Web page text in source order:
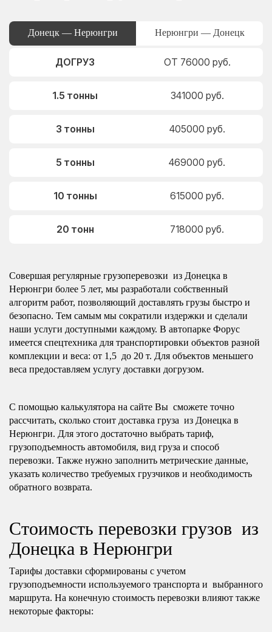
Донецк — Нерюнгри Нерюнгри — Донецк
ДОГРУЗ ОТ 76000 руб.
1.5 тонны 341000 руб.
3 тонны 405000 руб.
5 тонны 469000 руб.
10 тонны 615000 руб.
20 тонн 718000 руб.
Совершая регулярные грузоперевозки из Донецка в
Нерюнгри более 5 лет, мы разработали собственный
алгоритм работ, позволяющий доставлять грузы быстро и
безопасно. Тем самым мы сократили издержки и сделали
наши услуги доступными каждому. В автопарке Форус
имеется спецтехника для транспортировки объектов разной
комплекции и веса: от 1,5 до 20 т. Для объектов меньшего
веса предоставляем услугу доставки догрузом.
С помощью калькулятора на сайте Вы сможете точно
рассчитать, сколько стоит доставка груза из Донецка в
Нерюнгри. Для этого достаточно выбрать тариф,
грузоподъемность автомобиля, вид груза и способ
перевозки. Также нужно заполнить метрические данные,
указать количество требуемых грузчиков и необходимость
обратного возврата.
Стоимость перевозки грузов из
Донецка в Нерюнгри
Тарифы доставки сформированы с учетом
грузоподъемности используемого транспорта и выбранного
маршрута. На конечную стоимость перевозки влияют также
некоторые факторы: